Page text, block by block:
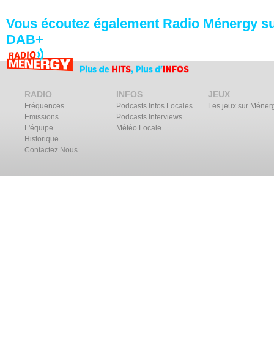
Vous écoutez également Radio Ménergy
DAB+
RADIO
Fréquences
Emissions
L'équipe
Historique
Contactez Nous
INFOS
Podcasts Infos Locales
Podcasts Interviews
Météo Locale
JEUX
Les jeux sur